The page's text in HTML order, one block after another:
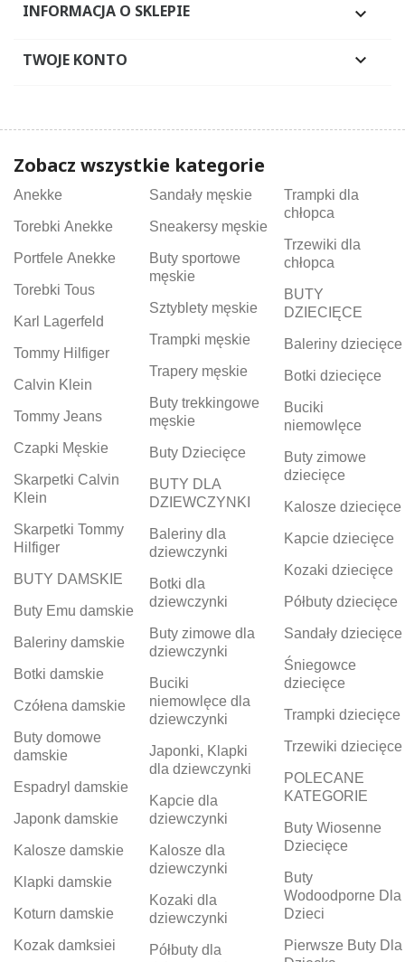
INFORMACJA O SKLEPIE 
TWOJE KONTO 
Zobacz wszystkie kategorie
Anekke
Torebki Anekke
Portfele Anekke
Torebki Tous
Karl Lagerfeld
Tommy Hilfiger
Calvin Klein
Tommy Jeans
Czapki Męskie
Skarpetki Calvin
Klein
Skarpetki Tommy
Hilfiger
BUTY DAMSKIE
Buty Emu damskie
Baleriny damskie
Botki damskie
Czółena damskie
Buty domowe
damskie
Espadryl damskie
Japonk damskie
Kalosze damskie
Klapki damskie
Koturn damskie
Kozak damksiei
Sandały męskie
Sneakersy męskie
Buty sportowe
męskie
Sztyblety męskie
Trampki męskie
Trapery męskie
Buty trekkingowe
męskie
Buty Dziecięce
BUTY DLA
DZIEWCZYNKI
Baleriny dla
dziewczynki
Botki dla
dziewczynki
Buty zimowe dla
dziewczynki
Buciki
niemowlęce dla
dziewczynki
Japonki, Klapki
dla dziewczynki
Kapcie dla
dziewczynki
Kalosze dla
dziewczynki
Kozaki dla
dziewczynki
Półbuty dla
Trampki dla
chłopca
Trzewiki dla
chłopca
BUTY
DZIECIĘCE
Baleriny dziecięce
Botki dziecięce
Buciki
niemowlęce
Buty zimowe
dziecięce
Kalosze dziecięce
Kapcie dziecięce
Kozaki dziecięce
Półbuty dziecięce
Sandały dziecięce
Śniegowce
dziecięce
Trampki dziecięce
Trzewiki dziecięce
POLECANE
KATEGORIE
Buty Wiosenne
Dziecięce
Buty
Wodoodporne Dla
Dzieci
Pierwsze Buty Dla